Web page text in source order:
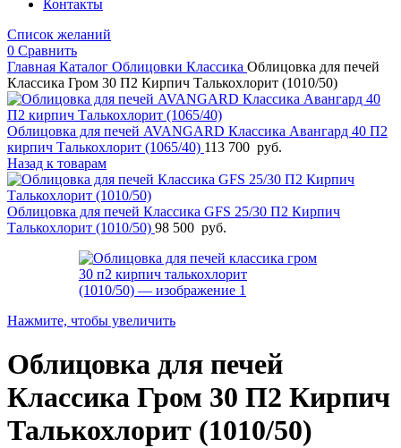
Контакты
Список желаний
0 Сравнить
Главная Каталог Облицовки Классика Облицовка для печей
Классика Гром 30 П2 Кирпич Талькохлорит (1010/50)
Облицовка для печей AVANGARD Классика Авангард 40 П2
кирпич Талькохлорит (1065/40) 113 700 руб.
Назад к товарам
Облицовка для печей Классика GFS 25/30 П2 Кирпич
Талькохлорит (1010/50) 98 500 руб.
Нажмите, чтобы увеличить
Облицовка для печей
Классика Гром 30 П2 Кирпич
Талькохлорит (1010/50)